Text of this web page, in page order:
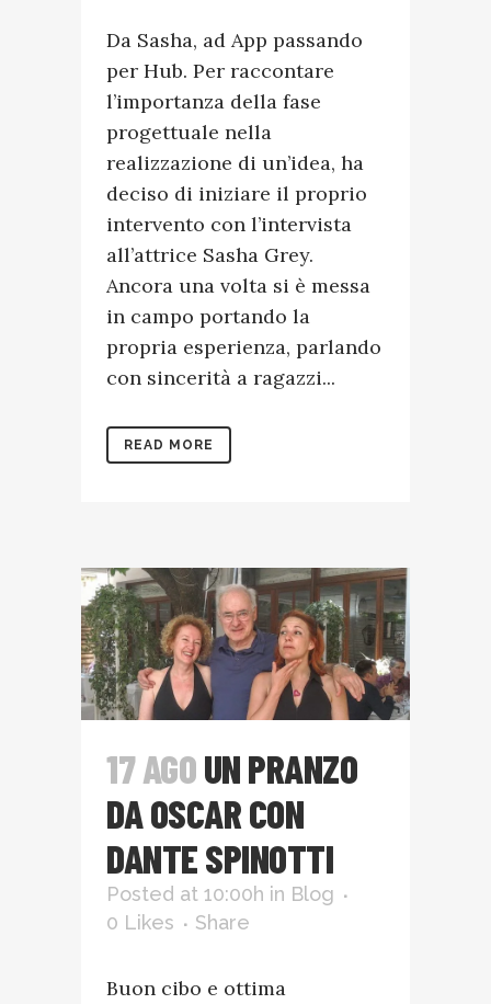
Da Sasha, ad App passando
per Hub. Per raccontare
l’importanza della fase
progettuale nella
realizzazione di un’idea, ha
deciso di iniziare il proprio
intervento con l’intervista
all’attrice Sasha Grey.
Ancora una volta si è messa
in campo portando la
propria esperienza, parlando
con sincerità a ragazzi...
READ MORE
17 AGOUN PRANZO
DA OSCAR CON
DANTE SPINOTTI
Posted at 10:00h in Blog
0 Likes Share
Buon cibo e ottima